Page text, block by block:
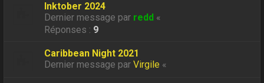
Inktober 2024
Dernier message par redd «
Réponses : 9
Caribbean Night 2021
Dernier message parVirgile «